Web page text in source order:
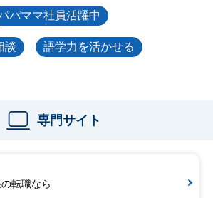
パママ社員活躍中
談 語学力を活かせる
専門サイト
転職なら